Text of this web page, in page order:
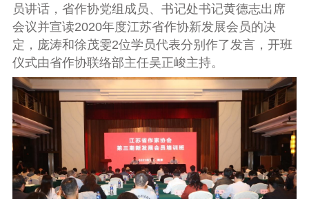
员讲话，省作协党组成员、书记处书记黄德志出席
会议并宣读2020年度江苏省作协新发展会员的决
定，庞涛和徐茂雯2位学员代表分别作了发言，开班
仪式由省作协联络部主任吴正峻主持。